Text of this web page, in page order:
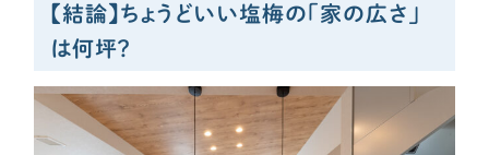
【結論】ちょうどいい塩梅の「家の広さ」
は何坪？